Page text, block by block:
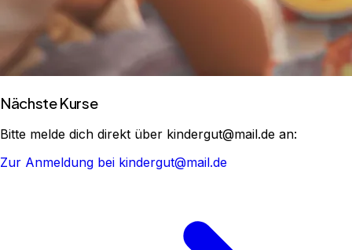
Nächste Kurse
Bitte melde dich direkt über kindergut@mail.de an:
Zur Anmeldung bei kindergut@mail.de